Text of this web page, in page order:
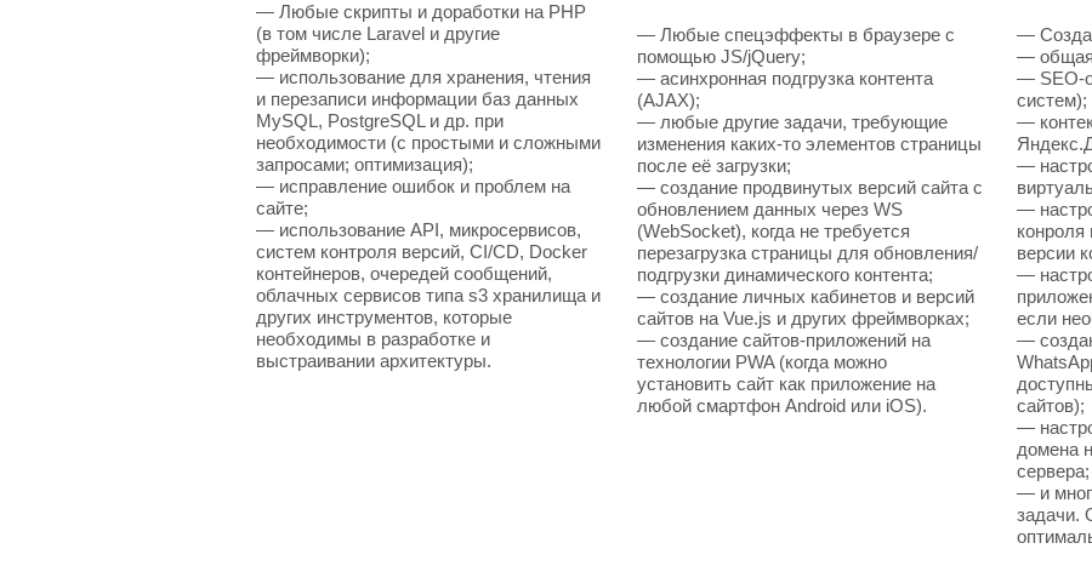
— Любые скрипты и доработки на PHP
(в том числе Laravel и другие
фреймворки);
— использование для хранения, чтения
и перезаписи информации баз данных
MySQL, PostgreSQL и др. при
необходимости (с простыми и сложными
запросами; оптимизация);
— исправление ошибок и проблем на
сайте;
— использование API, микросервисов,
систем контроля версий, CI/CD, Docker
контейнеров, очередей сообщений,
облачных сервисов типа s3 хранилища и
других инструментов, которые
необходимы в разработке и
выстраивании архитектуры.
— Любые спецэффекты в браузере с
помощью JS/jQuery;
— асинхронная подгрузка контента
(AJAX);
— любые другие задачи, требующие
изменения каких-то элементов страницы
после её загрузки;
— создание продвинутых версий сайта с
обновлением данных через WS
(WebSocket), когда не требуется
перезагрузка страницы для обновления/
подгрузки динамического контента;
— создание личных кабинетов и версий
сайтов на Vue.js и других фреймворках;
— создание сайтов-приложений на
технологии PWA (когда можно
установить сайт как приложение на
любой смартфон Android или iOS).
—
— общая
— SEO-
систем);
—
—
—
конроля
версии
—
если
—
сайтов);
—
домена
сервера;
— и
задачи.